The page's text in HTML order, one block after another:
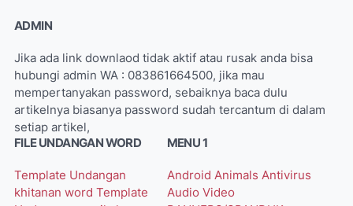
ADMIN
Jika ada link downlaod tidak aktif atau rusak anda bisa
hubungi admin WA : 083861664500, jika mau
mempertanyakan password, sebaiknya baca dulu
artikelnya biasanya password sudah tercantum di dalam
setiap artikel,
FILE UNDANGAN WORD
Template Undangan
khitanan word Template
MENU 1
Android Animals Antivirus
Audio Video